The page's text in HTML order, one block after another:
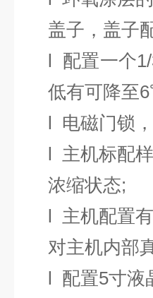
盖子，盖子
l 配置一个
低有可降至6
l 电磁门锁
l 主机标配
浓缩状态;
l 主机配置
对主机内部
l 配置5寸液